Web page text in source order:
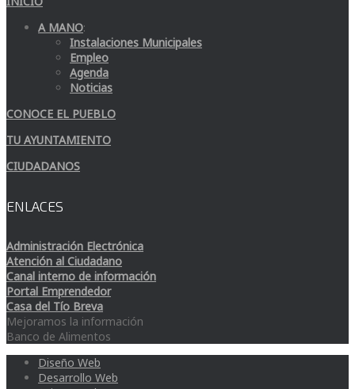
A MANO:
Instalaciones Municipales
Empleo
Agenda
Noticias
CONOCE EL PUEBLO
TU AYUNTAMIENTO
CIUDADANOS
ENLACES
Administración Electrónica
Atención al Ciudadano
Canal interno de información
Portal Emprendedor
Casa del Tío Breva
Mejoramos la información
Banco de Alimentos
Diseño Web
Desarrollo Web